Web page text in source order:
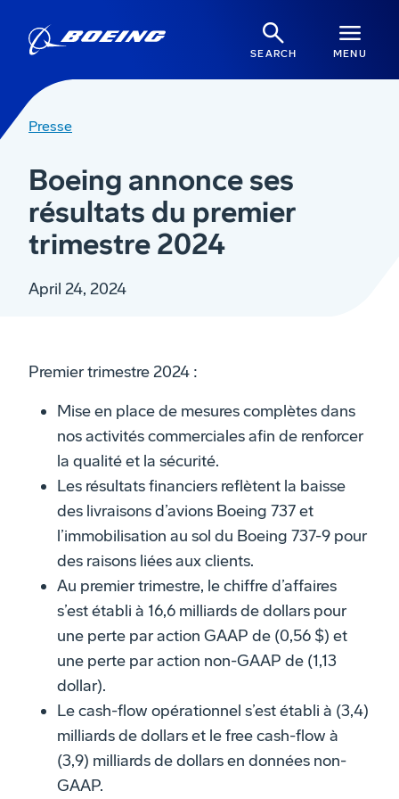
SEARCH MENU
Presse
Boeing annonce ses
résultats du premier
trimestre 2024
April 24, 2024
Premier trimestre 2024 :
Mise en place de mesures complètes dans
nos activités commerciales afin de renforcer
la qualité et la sécurité.
Les résultats financiers reflètent la baisse
des livraisons d’avions Boeing 737 et
l’immobilisation au sol du Boeing 737-9 pour
des raisons liées aux clients.
Au premier trimestre, le chiffre d’affaires
s’est établi à 16,6 milliards de dollars pour
une perte par action GAAP de (0,56 $) et
une perte par action non-GAAP de (1,13
dollar).
Le cash-flow opérationnel s’est établi à (3,4)
milliards de dollars et le free cash-flow à
(3,9) milliards de dollars en données non-
GAAP.